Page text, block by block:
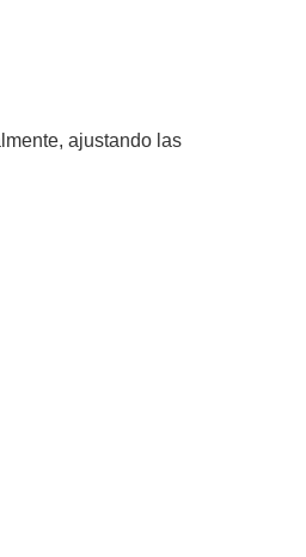
ajustando las